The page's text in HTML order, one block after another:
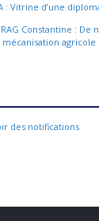
: Vitrine d’une
Constantine : De
agricole
des notifications